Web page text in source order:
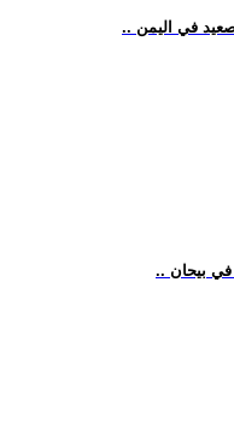
في اليمن
في بيحان